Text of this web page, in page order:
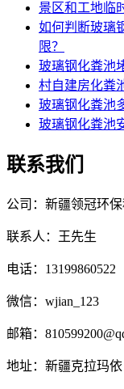
景区和工地临
如何判断玻璃
限？
玻璃钢化粪池
村自建房化粪
玻璃钢化粪池
玻璃钢化粪池
联系我们
公司：新疆领冠环
联系人：王先生
电话：13199860522
微信：wjian_123
邮箱：
地址：新疆克拉玛依